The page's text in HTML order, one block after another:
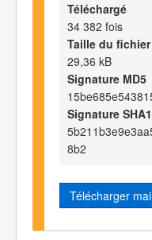
Téléchargé
34 382 fois
Taille du fichier
29,36 kB
Signature MD5
Signature SHA1
8b2
Télécharger